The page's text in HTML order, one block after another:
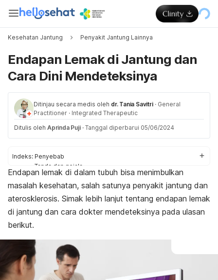
Kesehatan Jantung Penyakit Jantung Lainnya
Endapan Lemak di Jantung dan
Cara Dini Mendeteksinya
Ditinjau secara medis oleh dr. Tania Savitri · General
Practitioner · Integrated Therapeutic
Ditulis oleh Aprinda Puji · Tanggal diperbarui 05/06/2024
Indeks: Penyebab
Tanda dan gejala
Pemeriksaan
Endapan lemak di dalam tubuh bisa menimbulkan
masalah kesehatan, salah satunya penyakit jantung dan
aterosklerosis. Simak lebih lanjut tentang endapan lemak
di jantung dan cara dokter mendeteksinya pada ulasan
berikut.